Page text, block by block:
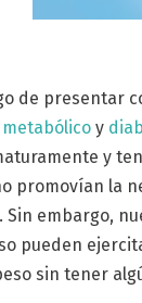
de presentar
y
y
promovían la
embargo,
pueden
sin tener